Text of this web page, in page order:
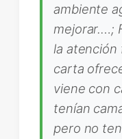
ambiente
mejorar.…;
la atención
carta
viene con
tenían
pero no